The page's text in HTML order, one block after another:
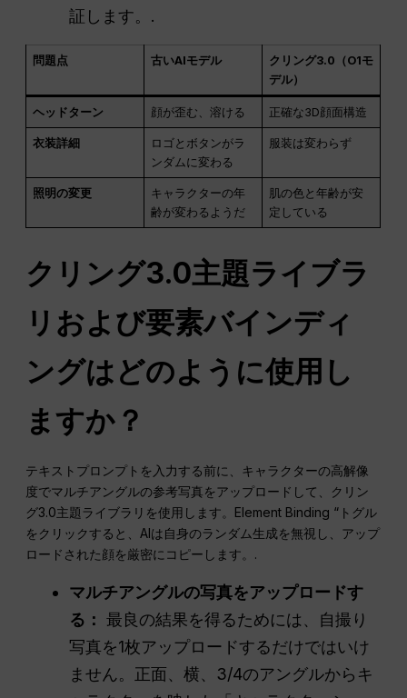
証します。.
問題点 古いAIモデル
クリング3.0（O1モ
デル）
ヘッドターン 顔が歪む、溶ける 正確な3D顔面構造
衣装詳細
ロゴとボタンがラ
ンダムに変わる
服装は変わらず
照明の変更
キャラクターの年
齢が変わるようだ
肌の色と年齢が安
定している
クリング3.0主題ライブラ
リおよび要素バインディ
ングはどのように使用し
ますか？
テキストプロンプトを入力する前に、キャラクターの高解像
度でマルチアングルの参考写真をアップロードして、クリン
グ3.0主題ライブラリを使用します。Element Binding “トグル
をクリックすると、AIは自身のランダム生成を無視し、アップ
ロードされた顔を厳密にコピーします。.
マルチアングルの写真をアップロードす
る： 最良の結果を得るためには、自撮り
写真を1枚アップロードするだけではいけ
ません。正面、横、3/4のアングルからキ